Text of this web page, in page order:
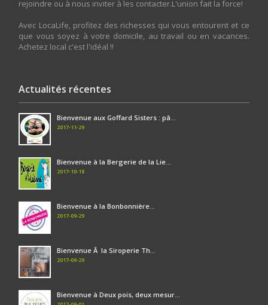
rejoindre ou à nous inviter à les contacter.L'union fait la force!
Avec LocaLife, profitez des richesses qui vous entourent et ce
que vous soyez à votre domicile, au travail ou en vacances.
Achetez local c'est l'idéal !!
Actualités récentes
Bienvenue aux Goffard Sisters : pâ...
2017-11-29
Bienvenue à la Bergerie de la Lie...
2017-10-18
Bienvenue à la Bonbonnière...
2017-09-29
Bienvenue Ã la Siroperie Th...
2017-09-29
Bienvenue à Deux pois, deux mesur...